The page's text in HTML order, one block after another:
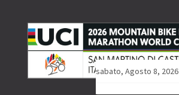
sabato, Agosto 8, 2026